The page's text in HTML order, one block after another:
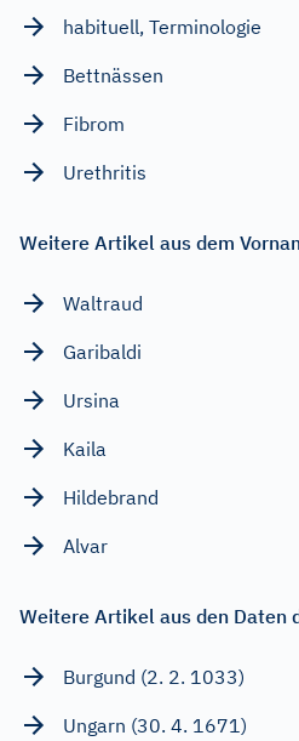
habituell, Terminologie
Bettnässen
Fibrom
Urethritis
Weitere Artikel aus dem
Waltraud
Garibaldi
Ursina
Kaila
Hildebrand
Alvar
Weitere Artikel aus den Daten
Burgund (2. 2. 1033)
Ungarn (30. 4. 1671)